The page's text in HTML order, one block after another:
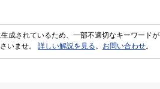
成されているため、一部不適切なキーワードが
いませ。 詳しい解説を見る 。 お問い合わせ。